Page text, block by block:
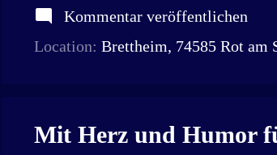
ihre
Landjugend
Lukas Klenk
Besonders
kehrt der
Kommentar veröffentlichen
Location: Brettheim, 74585 Rot am
Mit Herz und Humor